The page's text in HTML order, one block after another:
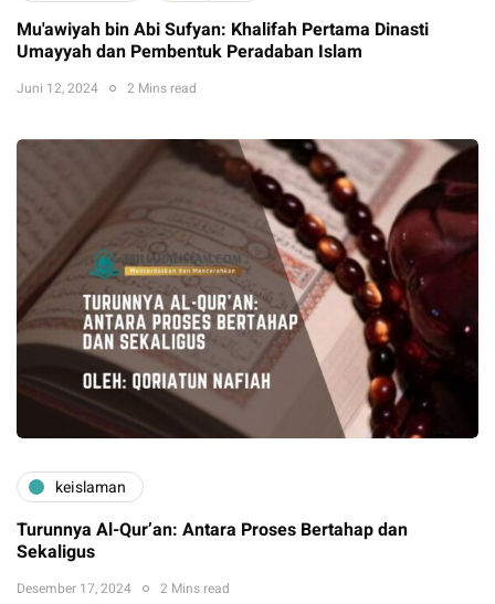
Mu'awiyah bin Abi Sufyan: Khalifah Pertama Dinasti
Umayyah dan Pembentuk Peradaban Islam
Juni 12, 2024 2 Mins read
keislaman
Turunnya Al-Qur’an: Antara Proses Bertahap dan
Sekaligus
Desember 17, 2024 2 Mins read